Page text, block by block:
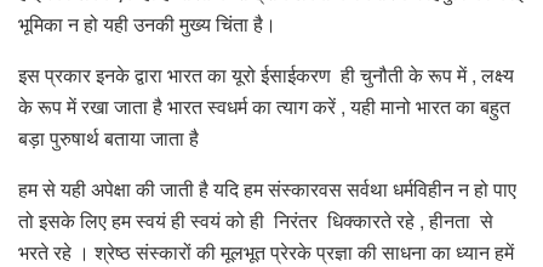
भूमिका न हो यही उनकी मुख्य चिंता है।
इस प्रकार इनके द्वारा भारत का यूरो ईसाईकरण ही चुनौती के रूप में , लक्ष्य
के रूप में रखा जाता है भारत स्वधर्म का त्याग करें , यही मानो भारत का बहुत
बड़ा पुरुषार्थ बताया जाता है
हम से यही अपेक्षा की जाती है यदि हम संस्कारवस सर्वथा धर्मविहीन न हो पाए
तो इसके लिए हम स्वयं ही स्वयं को ही निरंतर धिक्कारते रहे , हीनता से
भरते रहे । श्रेष्ठ संस्कारों की मूलभूत प्रेरके प्रज्ञा की साधना का ध्यान हमें